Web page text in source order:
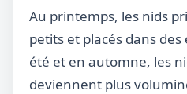
Au printemps, les nids
petits et placés dans
été et en automne, les
deviennent plus